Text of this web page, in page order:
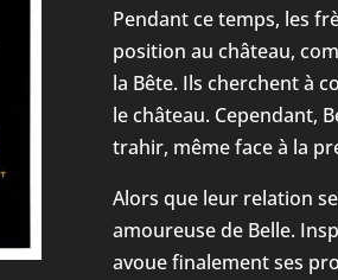
Pendant ce temps, les
position au château,
la Bête. Ils cherchent à
le château. Cependant,
trahir, même face à la
Alors que leur relation
amoureuse de Belle.
avoue finalement ses